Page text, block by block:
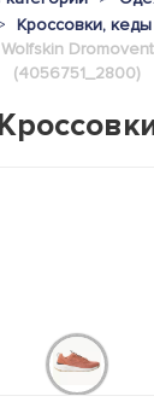
Кроссовки, кеды
(4056751_2800)